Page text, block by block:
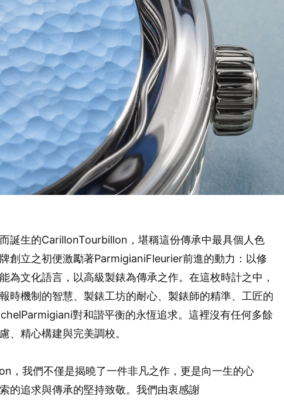
誕生的CarillonTourbillon，堪稱這份傳承中最具個人色
創立之初便激勵著ParmigianiFleurier前進的動力：以修
為文化語言，以高級製錶為傳承之作。在這枚時計之中，
時機制的智慧、製錶工坊的耐心、製錶師的精準、工匠的
對和諧平衡的永恆追求。這裡沒有任何多餘
、精心構建與完美調校。
，我們不僅是揭曉了一件非凡之作，更是向一生的心
的追求與傳承的堅持致敬。我們由衷感謝